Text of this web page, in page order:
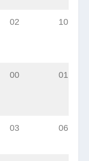
02 10
00 01
03 06